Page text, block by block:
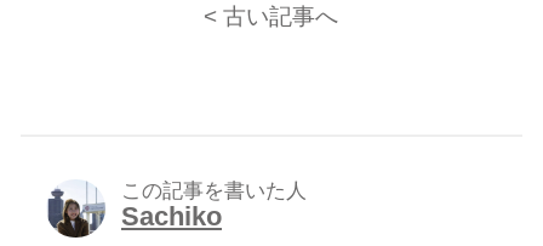
< 古い記事へ
この記事を書いた人
Sachiko